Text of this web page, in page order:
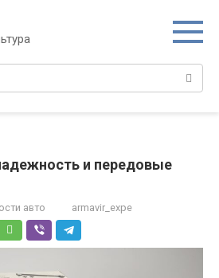
и передовые
авто armavir_expe